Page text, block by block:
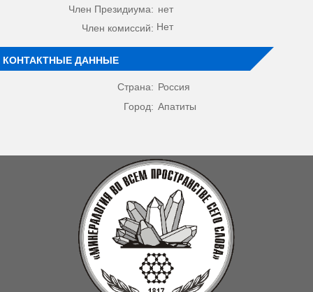
Член Президиума: нет
Член комиссий: Нет
КОНТАКТНЫЕ ДАННЫЕ
Страна: Россия
Город: Апатиты